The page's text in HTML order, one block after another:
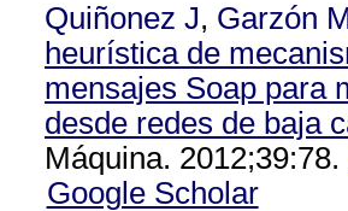
Quiñonez J, Garzón
heurística de
mensajes Soap para
desde redes de baja
Máquina. 2012;39:78.
Google Scholar